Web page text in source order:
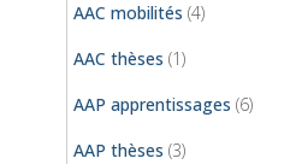
AAC mobilités (4)
AAC thèses (1)
AAP apprentissages (6)
AAP thèses (3)